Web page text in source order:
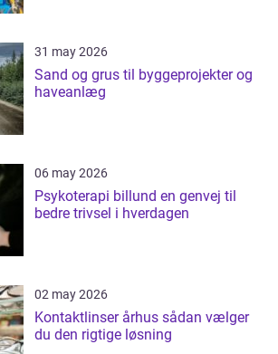
31 may 2026
Sand og grus til byggeprojekter og
haveanlæg
06 may 2026
Psykoterapi billund en genvej til
bedre trivsel i hverdagen
02 may 2026
Kontaktlinser århus sådan vælger
du den rigtige løsning